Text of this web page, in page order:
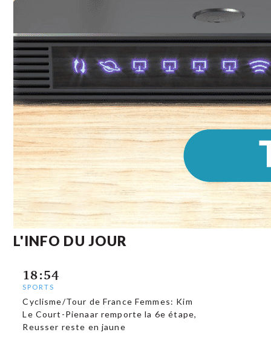
L'INFO DU JOUR
18:54
SPORTS
Cyclisme/Tour de France Femmes: Kim
Le Court-Pienaar remporte la 6e étape,
Reusser reste en jaune